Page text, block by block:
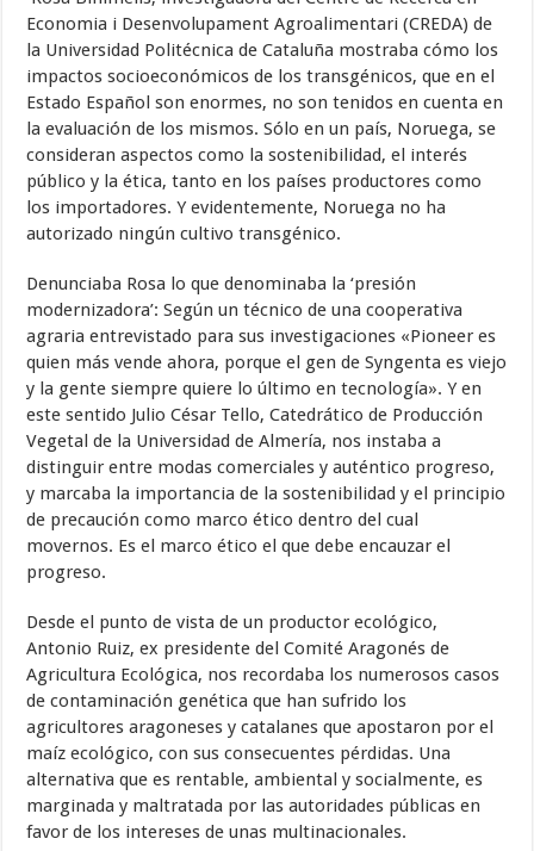
Economia i Desenvolupament Agroalimentari (CREDA) de
la Universidad Politécnica de Cataluña mostraba cómo los
impactos socioeconómicos de los transgénicos, que en el
Estado Español son enormes, no son tenidos en cuenta en
la evaluación de los mismos. Sólo en un país, Noruega, se
consideran aspectos como la sostenibilidad, el interés
público y la ética, tanto en los países productores como
los importadores. Y evidentemente, Noruega no ha
autorizado ningún cultivo transgénico.
Denunciaba Rosa lo que denominaba la ‘presión
modernizadora’: Según un técnico de una cooperativa
agraria entrevistado para sus investigaciones «Pioneer es
quien más vende ahora, porque el gen de Syngenta es viejo
y la gente siempre quiere lo último en tecnología». Y en
este sentido Julio César Tello, Catedrático de Producción
Vegetal de la Universidad de Almería, nos instaba a
distinguir entre modas comerciales y auténtico progreso,
y marcaba la importancia de la sostenibilidad y el principio
de precaución como marco ético dentro del cual
movernos. Es el marco ético el que debe encauzar el
progreso.
Desde el punto de vista de un productor ecológico,
Antonio Ruiz, ex presidente del Comité Aragonés de
Agricultura Ecológica, nos recordaba los numerosos casos
de contaminación genética que han sufrido los
agricultores aragoneses y catalanes que apostaron por el
maíz ecológico, con sus consecuentes pérdidas. Una
alternativa que es rentable, ambiental y socialmente, es
marginada y maltratada por las autoridades públicas en
favor de los intereses de unas multinacionales.